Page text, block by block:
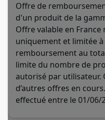
Offre de
d'un produit de la
Offre valable en
uniquement et limitée
remboursement au
limite du nombre de
autorisé par utilisateur.
d’autres offres en
effectué entre le 01/06/